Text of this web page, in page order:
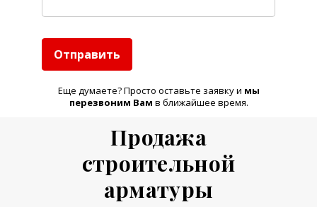
Отправить
Еще думаете? Просто оставьте заявку и мы
перезвоним Вам в ближайшее время.
Продажа
строительной
арматуры